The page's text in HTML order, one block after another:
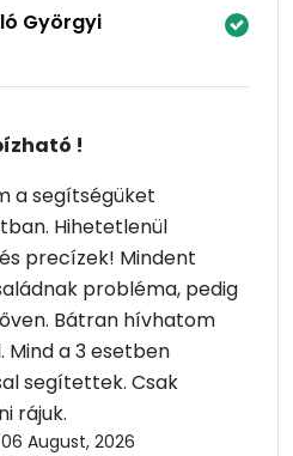
Györgyi
!
a segítségüket
Hihetetlenül
precízek! Mindent
probléma, pedig
Bátran hívhatom
a 3 esetben
segítettek. Csak
rájuk.
06 August, 2026